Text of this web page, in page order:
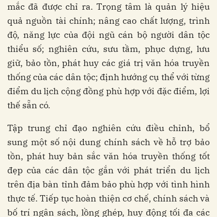
mắc đã được chỉ ra. Trọng tâm là quản lý hiệu
quả nguồn tài chính; nâng cao chất lượng, trình
độ, năng lực của đội ngũ cán bộ người dân tộc
thiểu số; nghiên cứu, sưu tầm, phục dựng, lưu
giữ, bảo tồn, phát huy các giá trị văn hóa truyền
thống của các dân tộc; định hướng cụ thể với từng
điểm du lịch cộng đồng phù hợp với đặc điểm, lợi
thế sẵn có.
Tập trung chỉ đạo nghiên cứu điều chỉnh, bổ
sung một số nội dung chính sách về hỗ trợ bảo
tồn, phát huy bản sắc văn hóa truyền thống tốt
đẹp của các dân tộc gắn với phát triển du lịch
trên địa bàn tỉnh đảm bảo phù hợp với tình hình
thực tế. Tiếp tục hoàn thiện cơ chế, chính sách và
bố trí ngân sách, lồng ghép, huy động tối đa các